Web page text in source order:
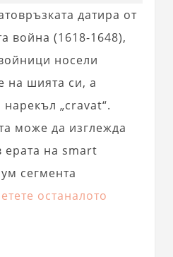
датира от
война (1618-1648),
носели
на шията си, а
„cravat“.
може да изглежда
ерата на smart
сегмента
останалото